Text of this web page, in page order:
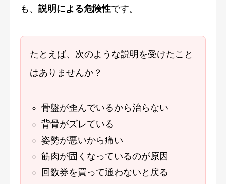
も、 説明による危険性です。
たとえば、次のような説明を受けたこと
はありませんか？
骨盤が歪んでいるから治らない
背骨がズレている
姿勢が悪いから痛い
筋肉が固くなっているのが原因
回数券を買って通わないと戻る